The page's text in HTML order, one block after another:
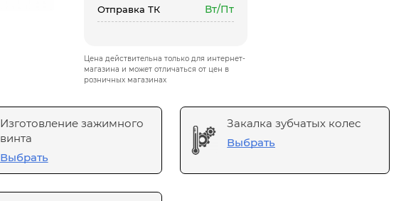
Отправка ТК Вт/Пт
Цена действительна только для интернет-
магазина и может отличаться от цен в
розничных магазинах
Изготовление зажимного
винта
Выбрать
Закалка зубчатых колес
Выбрать